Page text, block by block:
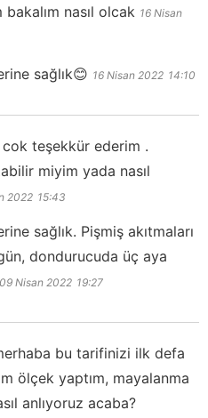
nasıl olcak 16 Nisan
sağlık😊 16 Nisan 2022 14:10
teşekkür ederim .
miyim yada nasıl
2022 15:43
sağlık. Pişmiş akıtmaları
dondurucuda üç aya
09 Nisan 2022 19:27
bu tarifinizi ilk defa
ölçek yaptım, mayalanma
anlıyoruz acaba?